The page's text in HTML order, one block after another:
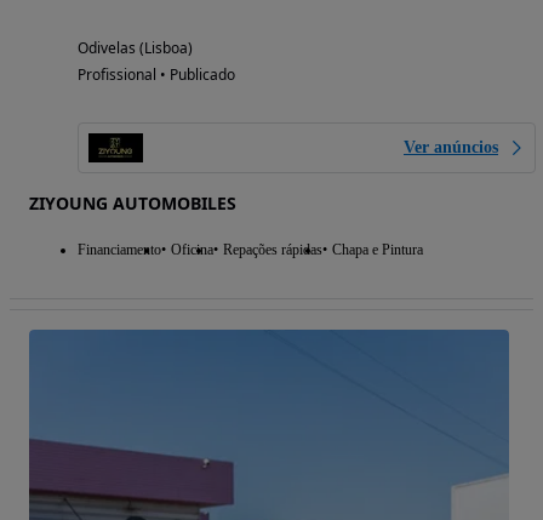
Odivelas (Lisboa)
Profissional • Publicado
Ver anúncios
ZIYOUNG AUTOMOBILES
Financiamento Oficina Repações rápidas Chapa e Pintura